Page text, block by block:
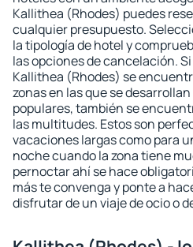
Kallithea (Rhodes) puedes
cualquier presupuesto.
la tipología de hotel y
las opciones de cancelación.
Kallithea (Rhodes) se
zonas en las que se
populares, también se
las multitudes. Estos son
vacaciones largas como para
noche cuando la zona tiene
pernoctar ahí se hace
más te convenga y ponte a
disfrutar de un viaje de ocio o